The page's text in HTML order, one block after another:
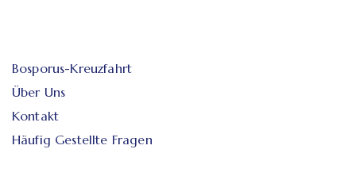
Bosporus-Kreuzfahrt
Über Uns
Kontakt
Häufig Gestellte Fragen